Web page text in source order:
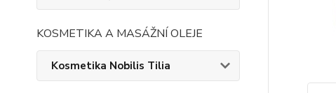
KOSMETIKA A MASÁŽNÍ OLEJE
Kosmetika Nobilis Tilia